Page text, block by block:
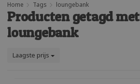
Home Tags loungebank
Producten getagd met
loungebank
Laagste prijs